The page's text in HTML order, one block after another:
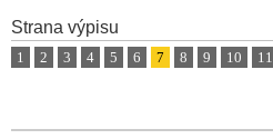
Strana výpisu
1 2 3 4 5 6 7 8 9 10 11